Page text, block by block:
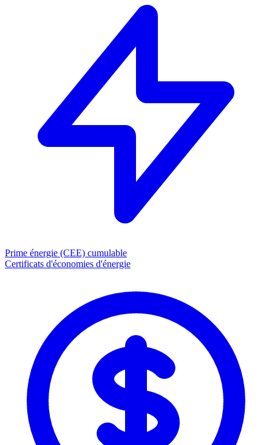
Prime énergie (CEE) cumulable
Certificats d'économies d'énergie